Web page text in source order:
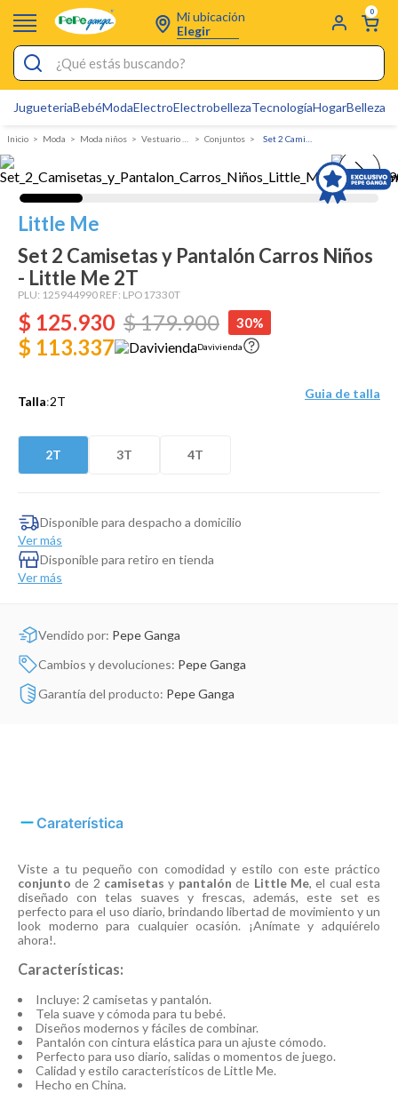
Mi ubicación
Elegir
0
¿Qué estás buscando?
JugueteriaBebéModaElectroElectrobellezaTecnologíaHogarBelleza
Moda Moda niños Vestuario Exterior Niño Conjuntos
Little Me
Set 2 Camisetas y Pantalón Carros Niños
- Little Me 2T
PLU: 125944990 REF: LPO17330T
$ 125.930 $179.900 30%
$ 113.337 Davivienda
Talla:2T
Guia de talla
2T 3T 4T
Disponible para despacho a domicilio
Ver más
Disponible para retiro en tienda
Ver más
Vendido por: Pepe Ganga
Cambios y devoluciones: Pepe Ganga
Garantía del producto: Pepe Ganga
Caraterística
Viste a tu pequeño con comodidad y estilo con este práctico
conjunto de 2 camisetas y pantalón de Little Me, el cual esta
diseñado con telas suaves y frescas, además, este set es
perfecto para el uso diario, brindando libertad de movimiento y un
look moderno para cualquier ocasión. ¡Anímate y adquiérelo
ahora!.
Características:
Incluye: 2 camisetas y pantalón.
Tela suave y cómoda para tu bebé.
Diseños modernos y fáciles de combinar.
Pantalón con cintura elástica para un ajuste cómodo.
Perfecto para uso diario, salidas o momentos de juego.
Calidad y estilo característicos de Little Me.
Hecho en China.
Electro
Figuras Toy Story
Carters
Silla Mecedora Bebé
Bebes
Cartas Pokemon
Dinosaurio Juguete